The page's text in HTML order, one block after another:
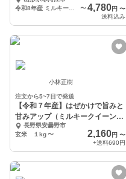
〜 4,780円 〜
送料込み
小林正樹
注文から5~7日で発送
【令和７年産】はぜかけで旨みと
甘みアップ（ミルキークイーン/
玄米）【自然栽培】
長野県安曇野市
玄米 １kg〜 2,160円 〜
+送料690円